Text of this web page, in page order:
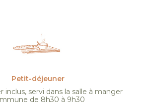
Petit-déjeuner
inclus, servi dans la salle à manger
de 8h30 à 9h30